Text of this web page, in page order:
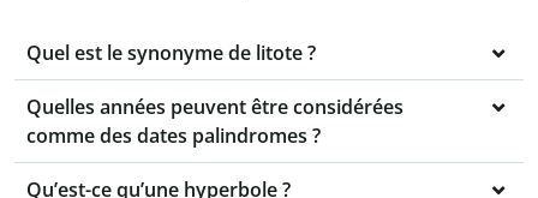
Quel est le synonyme de litote ?
Quelles années peuvent être considérées
comme des dates palindromes ?
Qu’est-ce qu’une hyperbole ?